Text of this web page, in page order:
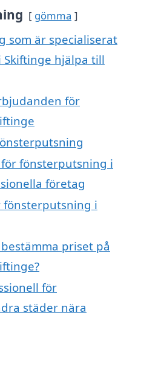
gömma
som är specialiserat
hjälpa till
för
fönsterputsning i
företag
fönsterputsning i
priset på
för
städer nära